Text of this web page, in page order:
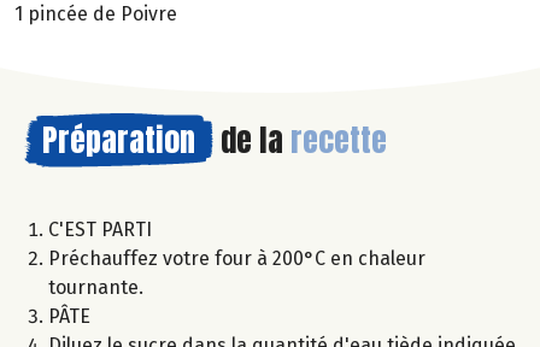
1 pincée de Poivre
Préparation de la recette
C'EST PARTI
Préchauffez votre four à 200°C en chaleur
tournante.
PÂTE